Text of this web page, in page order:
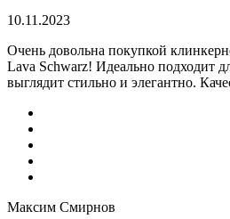
10.11.2023
Очень довольна покупкой
Lava Schwarz! Идеально подходит
выглядит стильно и элегантно.
Максим Смирнов